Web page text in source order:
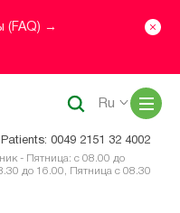
(FAQ) →
0049 2151 32 4002
- Пятница: с 08.00 до
до 16.00, Пятница с 08.30
Ru